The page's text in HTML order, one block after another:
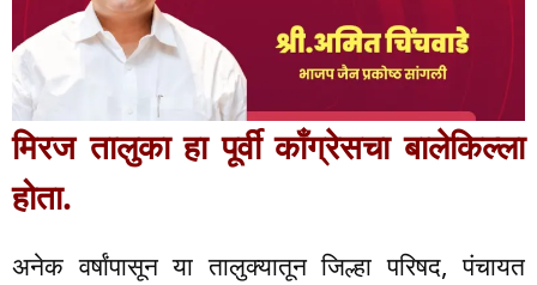
मिरज तालुका हा पूर्वी काँग्रेसचा बालेकिल्ला
होता.
अनेक वर्षांपासून या तालुक्यातून जिल्हा परिषद, पंचायत